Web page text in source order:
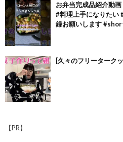
お弁当完成品紹介動
#料理上手になりたい
録お願いします
[久々のフリーターク
【PR】